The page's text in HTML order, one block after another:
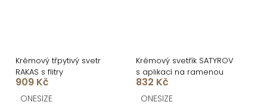
Krémový třpytivý svetr
RAKAS s flitry
909 Kč
ONESIZE
Krémový svetřík SATYROV
s aplikací na ramenou
832 Kč
ONESIZE